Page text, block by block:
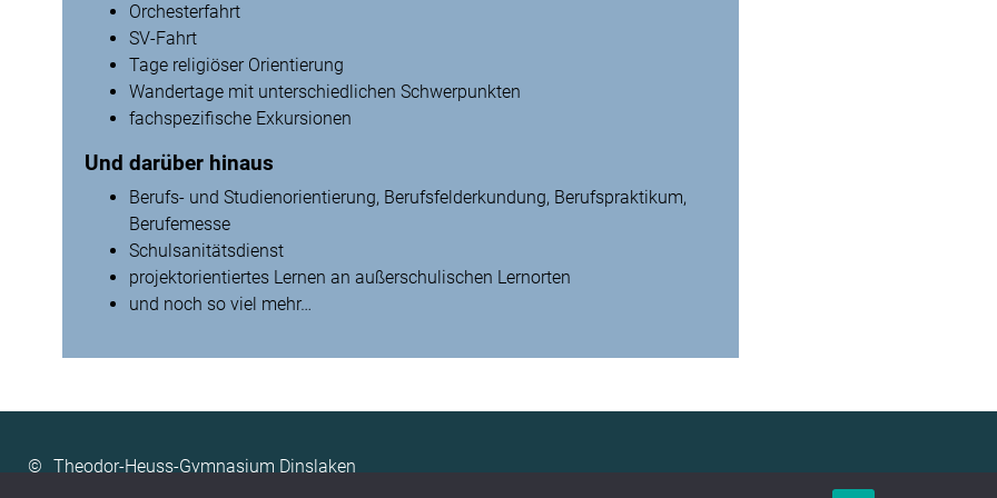
Orchesterfahrt
SV-Fahrt
Tage religiöser Orientierung
Wandertage mit unterschiedlichen Schwerpunkten
fachspezifische Exkursionen
Und darüber hinaus
Berufs- und Studienorientierung, Berufsfelderkundung, Berufspraktikum,
Berufemesse
Schulsanitätsdienst
projektorientiertes Lernen an außerschulischen Lernorten
und noch so viel mehr…
©